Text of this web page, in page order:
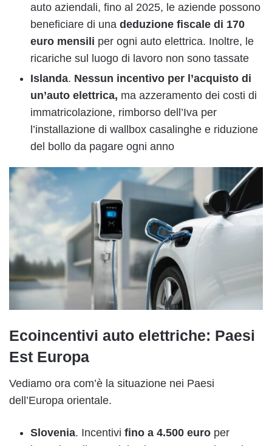
auto aziendali, fino al 2025, le aziende possono
beneficiare di una deduzione fiscale di 170
euro mensili per ogni auto elettrica. Inoltre, le
ricariche sul luogo di lavoro non sono tassate
Islanda. Nessun incentivo per l’acquisto di
un’auto elettrica, ma azzeramento dei costi di
immatricolazione, rimborso dell’Iva per
l’installazione di wallbox casalinghe e riduzione
del bollo da pagare ogni anno
Ecoincentivi auto elettriche: Paesi
Est Europa
Vediamo ora com’è la situazione nei Paesi
dell’Europa orientale.
Slovenia. Incentivi fino a 4.500 euro per